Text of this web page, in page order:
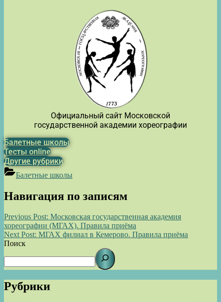
Официальный сайт Московской
государственной академии хореографии
Балетные школы
Тесты online
Другие рубрики
Балетные школы
Навигация по записям
Previous Post: Московская государственная академия
хореографии (МГАХ). Правила приёма
Next Post: МГАХ филиал в Кемерово. Правила приёма
Поиск
Рубрики